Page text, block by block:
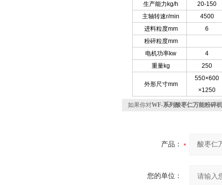
生产能力kg/h
20-150
主轴转速r/min
4500
进料粒度mm
6
粉碎粒度mm
电机功率kw
4
重量kg
250
外形尺寸mm
550×600
×1250
如果你对WF-系列酸枣仁万能粉碎机
产品：
您的单位：